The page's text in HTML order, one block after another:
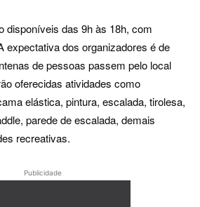
disponíveis das 9h às 18h, com
expectativa dos organizadores é de
de pessoas passem pelo local
oferecidas atividades como
elástica, pintura, escalada, tirolesa,
parede de escalada, demais
recreativas.
Publicidade